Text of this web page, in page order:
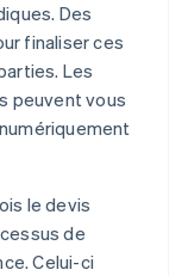
Des
finaliser ces
Les
peuvent vous
le devis
de
Celui-ci